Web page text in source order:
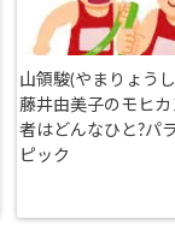
山領駿(やまりょう
藤井由美子のモヒ
者はどんなひと?パ
ピック